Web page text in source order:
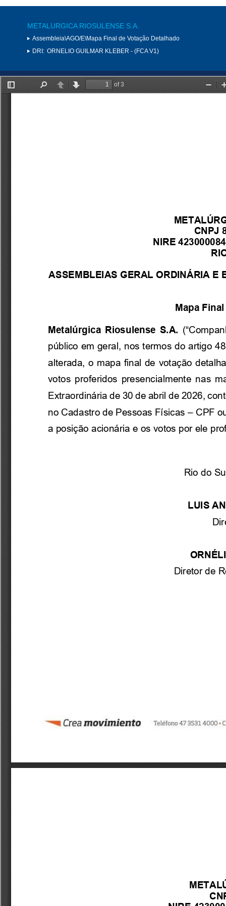
METALURGICA RIOSULENSE S.A.
Assembleia\AGO/E\Mapa Final de Votação Detalhado
DRI: ORNELIO GUILMAR KLEBER - (FCA V1)